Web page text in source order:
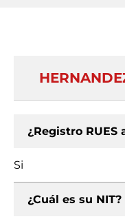
¿Registro RUES
Si
¿Cuál es su NIT?